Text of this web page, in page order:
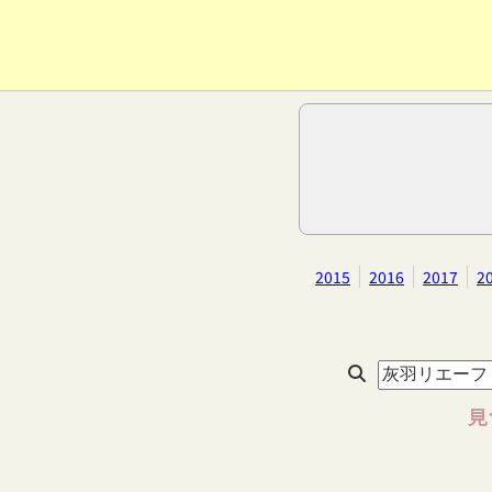
2015 2016 2017